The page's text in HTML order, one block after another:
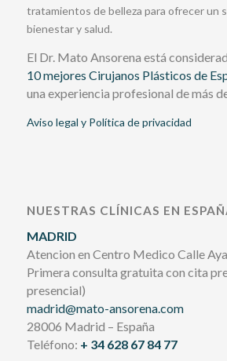
tratamientos de belleza para ofrecer un
bienestar y salud.
El Dr. Mato Ansorena está
10 mejores Cirujanos Plásticos de
una experiencia profesional de más
Aviso legal y Política de privacidad
NUESTRAS CLÍNICAS EN
MADRID
Atencion en Centro Medico Calle
Primera consulta gratuita con cita
presencial)
madrid@mato-ansorena.com
28006 Madrid – España
Teléfono: + 34 628 67 84 77